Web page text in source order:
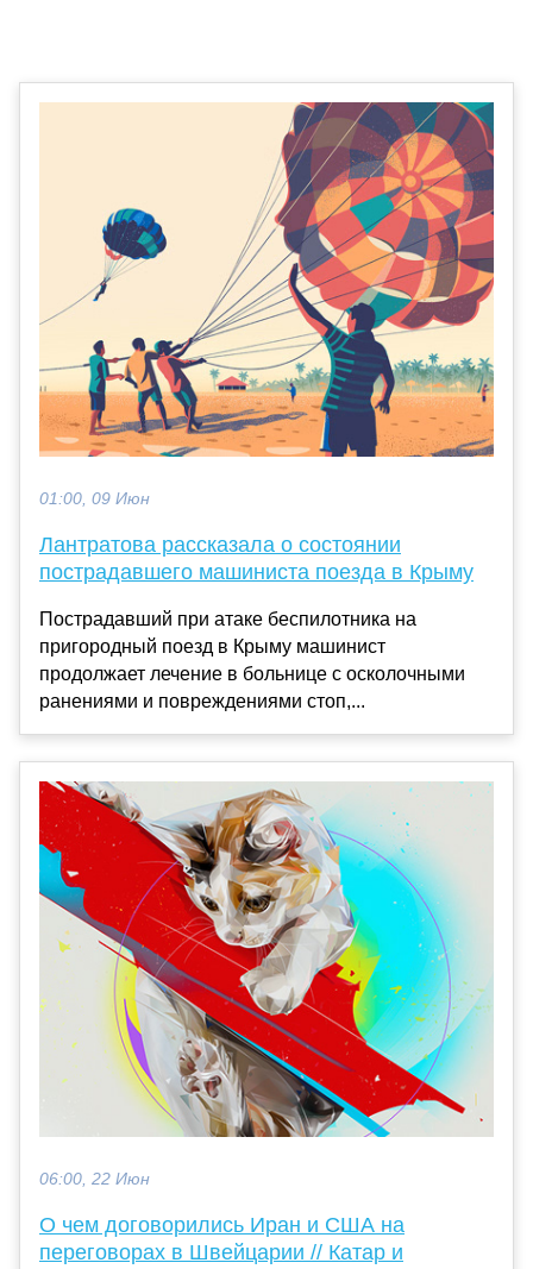
01:00, 09 Июн
Лантратова рассказала о состоянии
пострадавшего машиниста поезда в Крыму
Пострадавший при атаке беспилотника на
пригородный поезд в Крыму машинист
продолжает лечение в больнице с осколочными
ранениями и повреждениями стоп,...
06:00, 22 Июн
О чем договорились Иран и США на
переговорах в Швейцарии // Катар и